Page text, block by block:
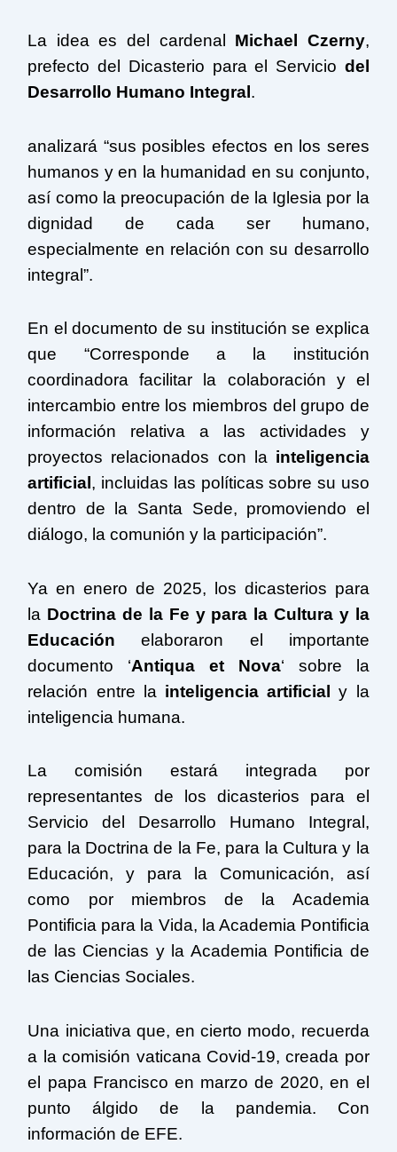
La idea es del cardenal Michael Czerny,
prefecto del Dicasterio para el Servicio del
Desarrollo Humano Integral .
analizará “sus posibles efectos en los seres
humanos y en la humanidad en su conjunto,
así como la preocupación de la Iglesia por la
dignidad de cada ser humano,
especialmente en relación con su desarrollo
integral”.
En el documento de su institución se explica
que “Corresponde a la institución
coordinadora facilitar la colaboración y el
intercambio entre los miembros del grupo de
información relativa a las actividades y
proyectos relacionados con la inteligencia
artificial , incluidas las políticas sobre su uso
dentro de la Santa Sede, promoviendo el
diálogo, la comunión y la participación”.
Ya en enero de 2025, los dicasterios para
la Doctrina de la Fe y para la Cultura y la
Educación elaboraron el importante
documento ‘Antiqua et Nova‘ sobre la
relación entre la inteligencia artificial y la
inteligencia humana.
La comisión estará integrada por
representantes de los dicasterios para el
Servicio del Desarrollo Humano Integral,
para la Doctrina de la Fe, para la Cultura y la
Educación, y para la Comunicación, así
como por miembros de la Academia
Pontificia para la Vida, la Academia Pontificia
de las Ciencias y la Academia Pontificia de
las Ciencias Sociales.
Una iniciativa que, en cierto modo, recuerda
a la comisión vaticana Covid-19, creada por
el papa Francisco en marzo de 2020, en el
punto álgido de la pandemia. Con
información de EFE.